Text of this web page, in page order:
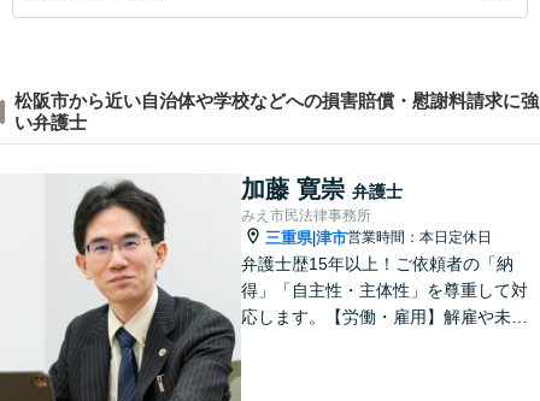
松阪市から近い自治体や学校などへの損害賠償・慰謝料請求に強
い弁護士
加藤 寛崇 弁護士
みえ市民法律事務所
三重県|津市営業時間：本日定休日
弁護士歴15年以上！ご依頼者の「納
得」「自主性・主体性」を尊重して対
応します。【労働・雇用】解雇や未払